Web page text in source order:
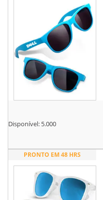
Disponível: 5.000
PRONTO EM 48 HRS